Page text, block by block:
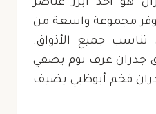
هو أحد أبرز عناصر
مجموعة واسعة من
تناسب جميع الأذواق.
جدران غرف نوم يضفي
فخم أبوظبي يضيف